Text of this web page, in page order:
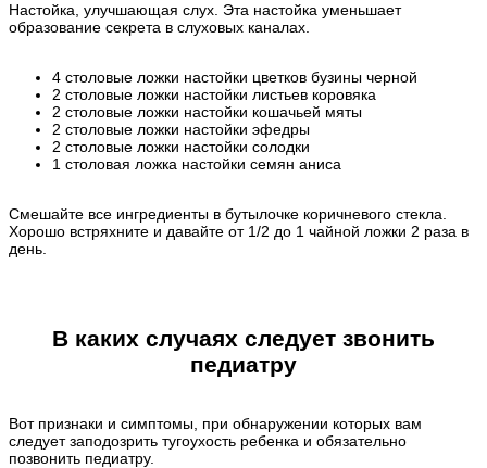
Настойка, улучшающая слух. Эта настойка уменьшает
образование секрета в слуховых каналах.
4 столовые ложки настойки цветков бузины черной
2 столовые ложки настойки листьев коровяка
2 столовые ложки настойки кошачьей мяты
2 столовые ложки настойки эфедры
2 столовые ложки настойки солодки
1 столовая ложка настойки семян аниса
Смешайте все ингредиенты в бутылочке коричневого стекла.
Хорошо встряхните и давайте от 1/2 до 1 чайной ложки 2 раза в
день.
В каких случаях следует звонить
педиатру
Вот признаки и симптомы, при обнаружении которых вам
следует заподозрить тугоухость ребенка и обязательно
позвонить педиатру.